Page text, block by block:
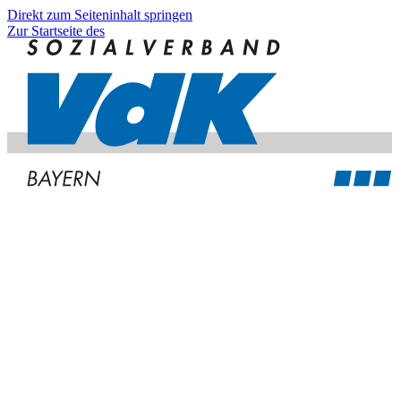
Direkt zum Seiteninhalt springen
Zur Startseite des